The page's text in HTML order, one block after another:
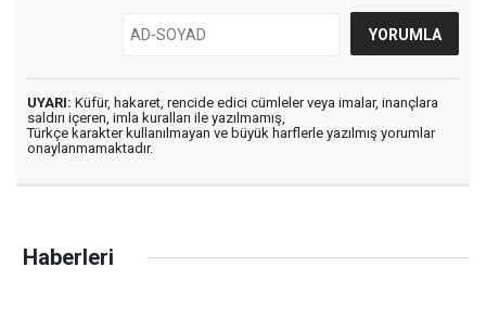
UYARI: Küfür, hakaret, rencide edici cümleler veya imalar, inançlara
saldırı içeren, imla kuralları ile yazılmamış,
Türkçe karakter kullanılmayan ve büyük harflerle yazılmış yorumlar
onaylanmamaktadır.
Haberleri